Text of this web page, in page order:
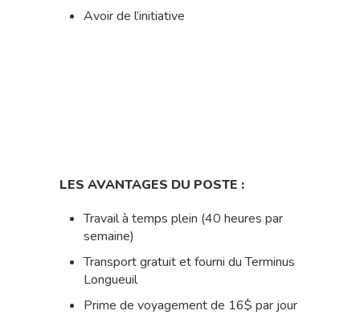
Avoir de l’initiative
LES AVANTAGES DU POSTE :
Travail à temps plein (40 heures par
semaine)
Transport gratuit et fourni du Terminus
Longueuil
Prime de voyagement de 16$ par jour